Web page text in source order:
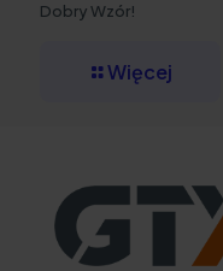
Dobry Wzór!
Więcej